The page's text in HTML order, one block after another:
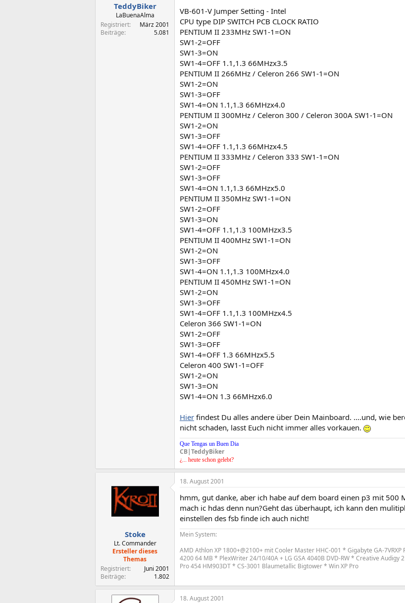
TeddyBiker
LaBuenaAlma
Registriert
März 2001
Beiträge
5.081
VB-601-V Jumper Setting - Intel
CPU type DIP SWITCH PCB CLOCK RATIO
PENTIUM II 233MHz SW1-1=ON
SW1-2=OFF
SW1-3=ON
SW1-4=OFF 1.1,1.3 66MHzx3.5
PENTIUM II 266MHz / Celeron 266 SW1-1=ON
SW1-2=ON
SW1-3=OFF
SW1-4=ON 1.1,1.3 66MHzx4.0
PENTIUM II 300MHz / Celeron 300 / Celeron 300A SW1-1=ON
SW1-2=ON
SW1-3=OFF
SW1-4=OFF 1.1,1.3 66MHzx4.5
PENTIUM II 333MHz / Celeron 333 SW1-1=ON
SW1-2=OFF
SW1-3=OFF
SW1-4=ON 1.1,1.3 66MHzx5.0
PENTIUM II 350MHz SW1-1=ON
SW1-2=OFF
SW1-3=ON
SW1-4=OFF 1.1,1.3 100MHzx3.5
PENTIUM II 400MHz SW1-1=ON
SW1-2=ON
SW1-3=OFF
SW1-4=ON 1.1,1.3 100MHzx4.0
PENTIUM II 450MHz SW1-1=ON
SW1-2=ON
SW1-3=OFF
SW1-4=OFF 1.1,1.3 100MHzx4.5
Celeron 366 SW1-1=ON
SW1-2=OFF
SW1-3=OFF
SW1-4=OFF 1.3 66MHzx5.5
Celeron 400 SW1-1=OFF
SW1-2=ON
SW1-3=ON
SW1-4=ON 1.3 66MHzx6.0
Hier findest Du alles andere über Dein Mainboard. ....und, wie
nicht schaden, lasst Euch nicht immer alles vorkauen.
Que Tengas un Buen Dia
CB|TeddyBiker
¿... heute schon gelebt?
Stoke
Lt. Commander
Ersteller dieses
Themas
Registriert
Juni 2001
Beiträge
1.802
18. August 2001
hmm, gut danke, aber ich habe auf dem board einen p3 mit 500
mach ic hdas denn nun?Geht das überhaupt, ich kann den
einstellen des fsb finde ich auch nicht!
Mein System:
AMD Athlon XP 1800+@2100+ mit Cooler Master HHC-001 * Gigabyte GA-
4200 64 MB * PlexWriter 24/10/40A + LG GSA 4040B DVD-RW * Creative
Pro 454 HM903DT * CS-3001 Blaumetallic Bigtower * Win XP Pro
18. August 2001